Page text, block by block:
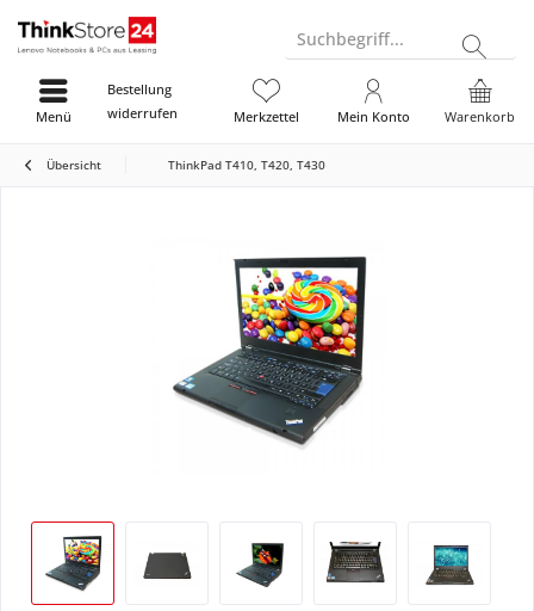
Suchbegriff...
Bestellung
widerrufen
Warenkorb
Merkzettel Mein Konto
Menü
Übersicht ThinkPad T410, T420, T430